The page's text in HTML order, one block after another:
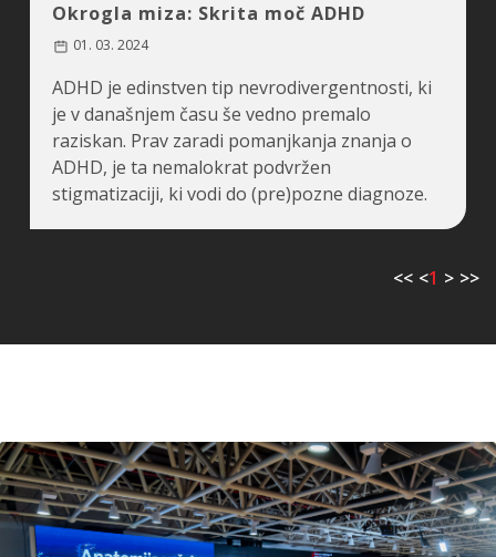
Okrogla miza: Skrita moč ADHD
01. 03. 2024
ADHD je edinstven tip nevrodivergentnosti, ki
je v današnjem času še vedno premalo
raziskan. Prav zaradi pomanjkanja znanja o
ADHD, je ta nemalokrat podvržen
stigmatizaciji, ki vodi do (pre)pozne diagnoze.
<< <1 > >>